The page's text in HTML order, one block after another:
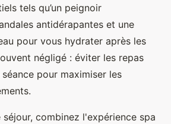
tels qu’un peignoir
antidérapantes et une
pour vous hydrater après les
négligé : éviter les repas
pour maximiser les
combinez l'expérience spa